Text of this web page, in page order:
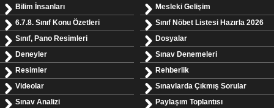
Bilim İnsanları
6.7.8. Sınıf Konu Özetleri
Sınıf, Pano Resimleri
Deneyler
Resimler
Videolar
Sınav Analizi
Mesleki Gelişim
Sınıf Nöbet Listesi Hazırla 2026
Dosyalar
Sınav Denemeleri
Rehberlik
Sınavlarda Çıkmış Sorular
Paylaşım Toplantısı